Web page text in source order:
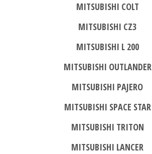
MITSUBISHI COLT
MITSUBISHI CZ3
MITSUBISHI L 200
MITSUBISHI OUTLANDER
MITSUBISHI PAJERO
MITSUBISHI SPACE STAR
MITSUBISHI TRITON
MITSUBISHI LANCER